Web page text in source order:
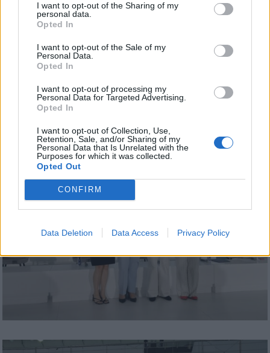
I want to opt-out of the Sharing of my
personal data.
Opted In
I want to opt-out of the Sale of my
Personal Data.
Opted In
I want to opt-out of processing my
Personal Data for Targeted Advertising.
Opted In
I want to opt-out of Collection, Use,
Retention, Sale, and/or Sharing of my
Personal Data that Is Unrelated with the
Purposes for which it was collected.
Opted Out
CONFIRM
Data Deletion Data Access Privacy Policy